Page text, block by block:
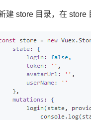
建 store 目录，在 store